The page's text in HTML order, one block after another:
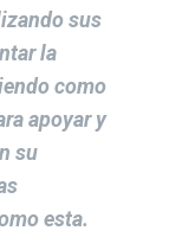
sus
la
como
apoyar y
su
esta.